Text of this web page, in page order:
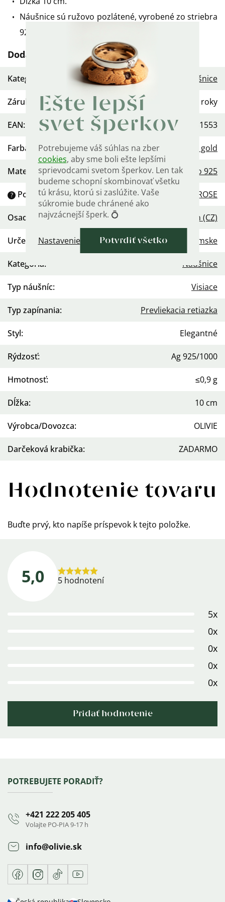
Ešte lepší
svet šperkov
Potrebujeme váš súhlas na zber
cookies, aby sme boli ešte lepšími
sprievodcami svetom šperkov. Len tak
budeme schopní skombinovať všetku
tú krásu, ktorú si zaslúžite. Vaše
súkromie bude chránené ako
najvzácnejší šperk. 💍
Nastavenie Potvrdiť všetko
Náušnice sú ružovo pozlátené, vyrobené zo striebra
925/1000.
Dodatočné parametre
Kategória Dámske strieborné náušnice
Záruka 2 roky
EAN: 568754451553
Farba Rose gold
Materiál: Striebro 925
? Povrchová úprava: Pozlátené ROSE
Osadenie: Zirkón (CZ)
Určenie : Dámske
Kategória: Náušnice
Typ náušníc: Visiace
Typ zapínania: Prevliekacia retiazka
Styl: Elegantné
Rýdzosť: Ag 925/1000
Hmotnosť: ≤0,9 g
Dĺžka: 10 cm
Výrobca/Dovozca: OLIVIE
Darčeková krabička: ZADARMO
Hodnotenie tovaru
Buďte prvý, kto napíše príspevok k tejto položke.
5,0
Priemerné
5 hodnotení
5x
0x
0x
0x
0x
Pridať hodnotenie
Zápätie
POTREBUJETE PORADIŤ?
+421 222 205 405
Volajte PO-PIA 9-17 h
info@olivie.sk
FacebookInstagram
TikTokYoutube